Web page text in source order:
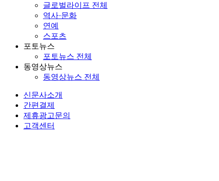
글로벌라이프 전체
역사·문화
연예
스포츠
포토뉴스
포토뉴스 전체
동영상뉴스
동영상뉴스 전체
신문사소개
간편결제
제휴광고문의
고객센터